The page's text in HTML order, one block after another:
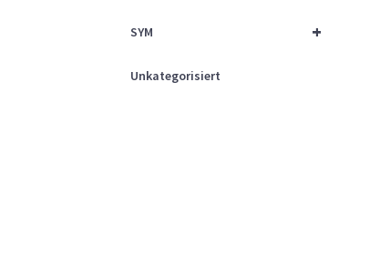
+
SYM
Unkategorisiert